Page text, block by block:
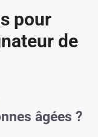
pour
de
âgées ?